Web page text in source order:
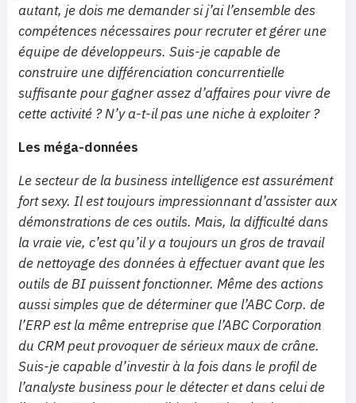
autant, je dois me demander si j’ai l’ensemble des
compétences nécessaires pour recruter et gérer une
équipe de développeurs. Suis-je capable de
construire une différenciation concurrentielle
suffisante pour gagner assez d’affaires pour vivre de
cette activité ? N’y a-t-il pas une niche à exploiter ?
Les méga-données
Le secteur de la business intelligence est assurément
fort sexy. Il est toujours impressionnant d’assister aux
démonstrations de ces outils. Mais, la difficulté dans
la vraie vie, c’est qu’il y a toujours un gros de travail
de nettoyage des données à effectuer avant que les
outils de BI puissent fonctionner. Même des actions
aussi simples que de déterminer que l’ABC Corp. de
l’ERP est la même entreprise que l’ABC Corporation
du CRM peut provoquer de sérieux maux de crâne.
Suis-je capable d’investir à la fois dans le profil de
l’analyste business pour le détecter et dans celui de